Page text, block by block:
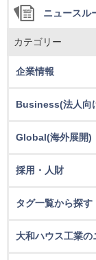
ニュースル
カテゴリー
企業情報
Business(法人向
Global(海外展開)
採用・人財
タグ一覧から探す
大和ハウス工業